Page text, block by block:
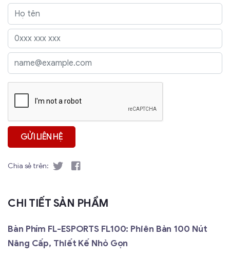
Chia sẻ trên:
CHI TIẾT SẢN PHẨM
Bàn Phím FL-ESPORTS FL100: Phiên Bản 100 Nút
Nâng Cấp, Thiết Kế Nhỏ Gọn